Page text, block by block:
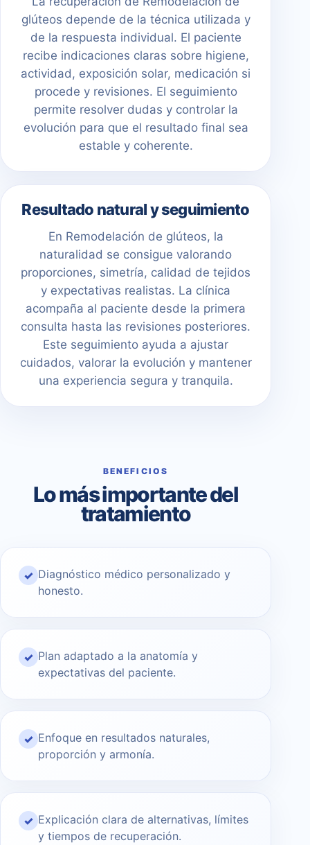
glúteos depende de la técnica utilizada y
de la respuesta individual. El paciente
recibe indicaciones claras sobre higiene,
actividad, exposición solar, medicación si
procede y revisiones. El seguimiento
permite resolver dudas y controlar la
evolución para que el resultado final sea
estable y coherente.
Resultado natural y seguimiento
En Remodelación de glúteos, la
naturalidad se consigue valorando
proporciones, simetría, calidad de tejidos
y expectativas realistas. La clínica
acompaña al paciente desde la primera
consulta hasta las revisiones posteriores.
Este seguimiento ayuda a ajustar
cuidados, valorar la evolución y mantener
una experiencia segura y tranquila.
BENEFICIOS
Lo más importante del
tratamiento
✓ Diagnóstico médico personalizado y
honesto.
✓ Plan adaptado a la anatomía y
expectativas del paciente.
✓ Enfoque en resultados naturales,
proporción y armonía.
✓ Explicación clara de alternativas, límites
y tiempos de recuperación.